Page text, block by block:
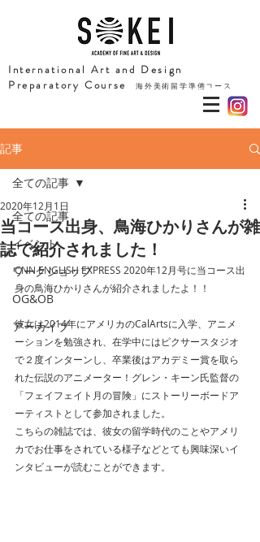
International Art and Design
Preparatory Course
海外美術留学準備コース
記事
全ての記事
イベント
ワークショップ
OG&OB
アーカイブ
全ての記事
当コース出身、鳥海ひかりさんが雑
誌で紹介されました！
2020年12月1日
CNN ENGLISH EXPRESS 2020年12月号に当コース出
身の鳥海ひかりさんが紹介されましたよ！！
彼女は2014年にアメリカのCalArtsに入学、アニメ
ーションを勉強され、在学中にはピクサースタジオ
で２度インターンし、卒業後はアカデミー賞を取ら
れた伝説のアニメーター！グレン・キーン氏監督の
「フェイフェイト月の冒険」にストーリーボードア
ーティストとして参加されました。
こちらの雑誌では、彼女の留学時代のことやアメリ
カでお仕事をされている様子などとても興味深いイ
ンタビューが読むことができます。